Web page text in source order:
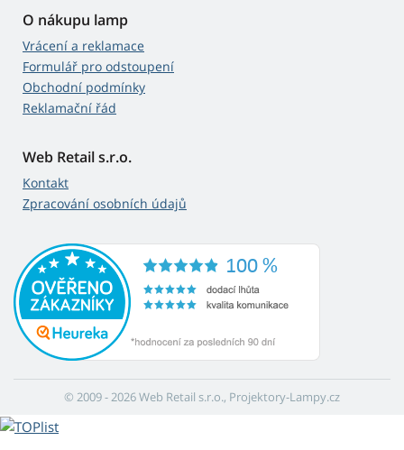
O nákupu lamp
Vrácení a reklamace
Formulář pro odstoupení
Obchodní podmínky
Reklamační řád
Web Retail s.r.o.
Kontakt
Zpracování osobních údajů
© 2009 - 2026 Web Retail s.r.o., Projektory-Lampy.cz